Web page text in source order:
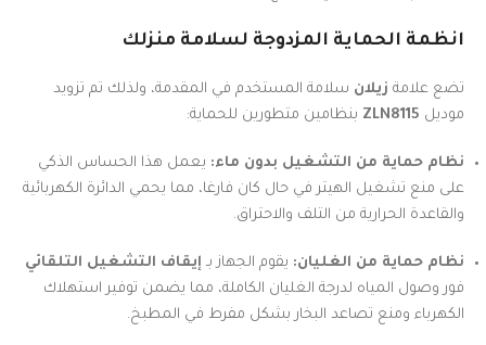
انظمة الحماية المزدوجة لسلامة منزلك
تضع علامة زيلان سلامة المستخدم في المقدمة، ولذلك تم تزويد
موديل ZLN8115 بنظامين متطورين للحماية:
نظام حماية من التشغيل بدون ماء: يعمل هذا الحساس الذكي
على منع تشغيل الهيتر في حال كان فارغا، مما يحمي الدائرة الكهربائية
والقاعدة الحرارية من التلف والاحتراق.
نظام حماية من الغليان: يقوم الجهاز بـ إيقاف التشغيل التلقائي
فور وصول المياه لدرجة الغليان الكاملة، مما يضمن توفير استهلاك
الكهرباء ومنع تصاعد البخار بشكل مفرط في المطبخ.